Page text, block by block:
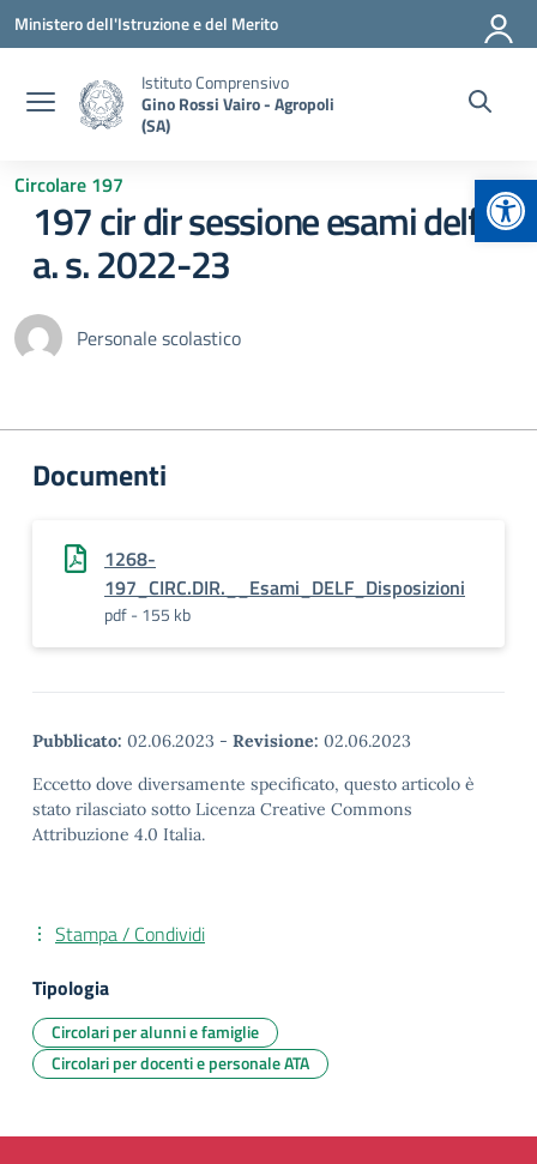
Vai ai contenuti
Vai al menu di navigazione
Vai al footer
Ministero dell'Istruzione e del Merito
Istituto Comprensivo
Gino Rossi Vairo - Agropoli
(SA)
Circolare 197
197 cir dir sessione esami delf
a. s. 2022-23
Personale scolastico
Documenti
1268-
197_CIRC.DIR.__Esami_DELF_Disposizioni
pdf - 155 kb
Pubblicato: 02.06.2023 - Revisione: 02.06.2023
Eccetto dove diversamente specificato, questo articolo è
stato rilasciato sotto Licenza Creative Commons
Attribuzione 4.0 Italia.
Stampa / Condividi
Tipologia
Circolari per alunni e famiglie
Circolari per docenti e personale ATA